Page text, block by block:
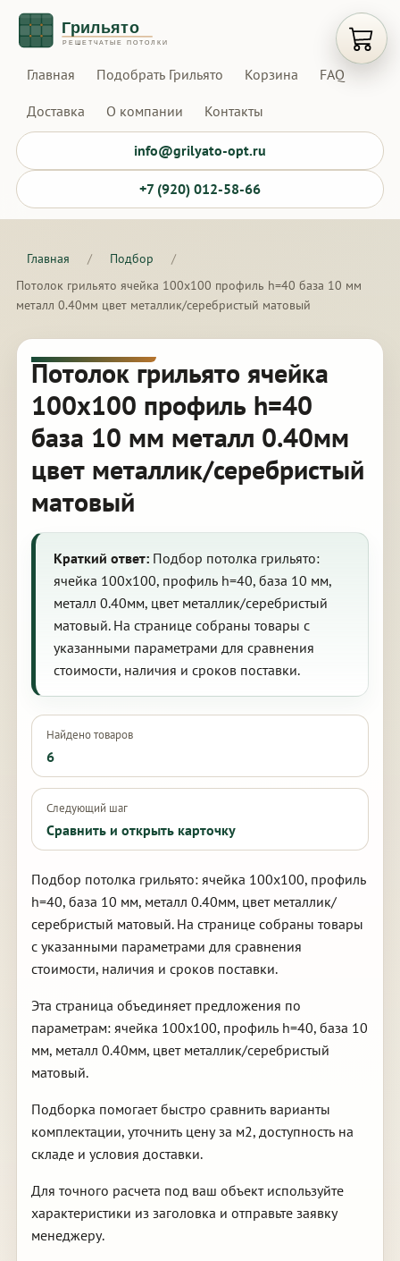
Главная Подобрать Грильято Корзина FAQ
Доставка О компании Контакты
info@grilyato-opt.ru
+7 (920) 012-58-66
Главная / Подбор
/
Потолок грильято ячейка 100х100 профиль h=40 база 10 мм
металл 0.40мм цвет металлик/серебристый матовый
Потолок грильято ячейка
100х100 профиль h=40
база 10 мм металл 0.40мм
цвет металлик/серебристый
матовый
Краткий ответ:Подбор потолка грильято:
ячейка 100х100, профиль h=40, база 10 мм,
металл 0.40мм, цвет металлик/серебристый
матовый. На странице собраны товары с
указанными параметрами для сравнения
стоимости, наличия и сроков поставки.
Найдено товаров
6
Следующий шаг
Сравнить и открыть карточку
Подбор потолка грильято: ячейка 100х100, профиль
h=40, база 10 мм, металл 0.40мм, цвет металлик/
серебристый матовый. На странице собраны товары
с указанными параметрами для сравнения
стоимости, наличия и сроков поставки.
Эта страница объединяет предложения по
параметрам: ячейка 100х100, профиль h=40, база 10
мм, металл 0.40мм, цвет металлик/серебристый
матовый.
Подборка помогает быстро сравнить варианты
комплектации, уточнить цену за м2, доступность на
складе и условия доставки.
Для точного расчета под ваш объект используйте
характеристики из заголовка и отправьте заявку
менеджеру.